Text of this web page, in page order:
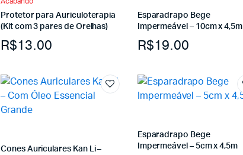
Protetor para Auriculoterapia
(Kit com 3 pares de Orelhas)
R$13.00
Esparadrapo Bege
Impermeável – 10cm x 4,5m
R$19.00
Cones Auriculares Kan Li –
Esparadrapo Bege
Impermeável – 5cm x 4,5m